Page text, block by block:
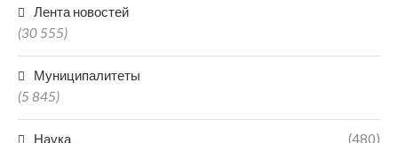
Лента новостей
(30 555)
Муниципалитеты
(5 845)
Наука (480)